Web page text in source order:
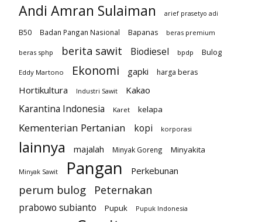
Andi Amran Sulaiman arief prasetyo adi
B50 Badan Pangan Nasional Bapanas beras premium
beras sphp berita sawit Biodiesel bpdp Bulog
Eddy Martono Ekonomi gapki harga beras
Hortikultura Industri Sawit Kakao
Karantina Indonesia Karet kelapa
Kementerian Pertanian kopi korporasi
lainnya majalah Minyak Goreng Minyakita
Minyak Sawit Pangan Perkebunan
perum bulog Peternakan
prabowo subianto Pupuk Pupuk Indonesia